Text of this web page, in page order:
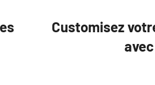
Customisez